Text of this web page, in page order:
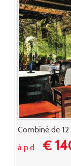
Combiné de
à p.d.€